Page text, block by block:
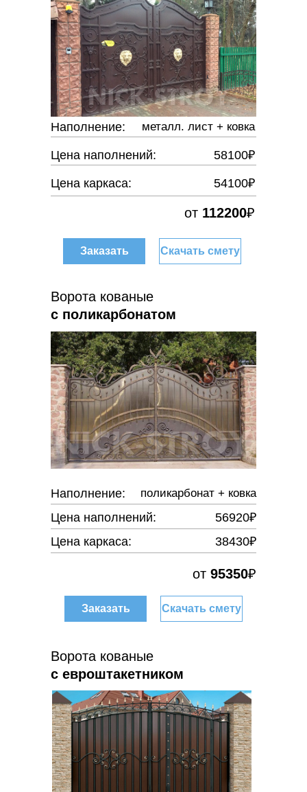
Заказать
от 112200₽
Скачать смету
Заказать
от 95350₽
Скачать смету
Цена каркаса: 54100₽
Цена каркаса: 38430₽
Ворота кованые
с поликарбонатом
Наполнение: металл. лист + ковка
Цена наполнений: 58100₽
Наполнение: поликарбонат + ковка
Цена наполнений: 56920₽
Ворота кованые
с евроштакетником